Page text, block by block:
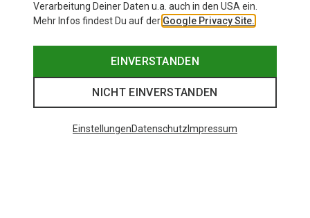
Verarbeitung Deiner Daten u.a. auch in den USA ein.
Mehr Infos findest Du auf der Google Privacy Site.
EINVERSTANDEN
NICHT EINVERSTANDEN
EinstellungenDatenschutz Impressum